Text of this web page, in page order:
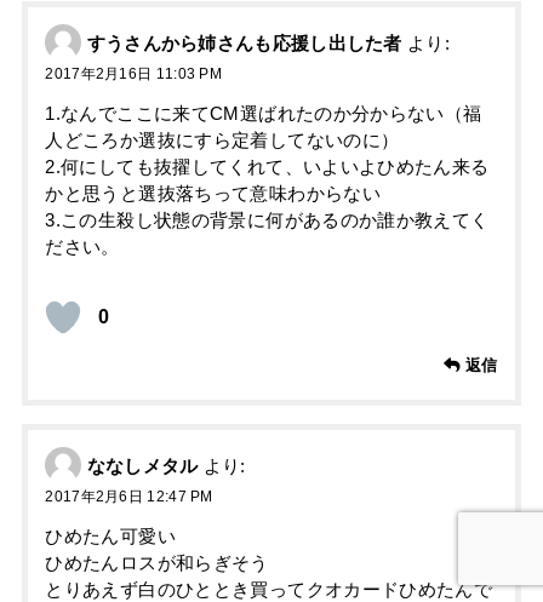
すうさんから姉さんも応援し出した者 より:
2017年2月16日 11:03 PM
1.なんでここに来てCM選ばれたのか分からない（福
人どころか選抜にすら定着してないのに）
2.何にしても抜擢してくれて、いよいよひめたん来る
かと思うと選抜落ちって意味わからない
3.この生殺し状態の背景に何があるのか誰か教えてく
ださい。
0
返信
ななしメタル より:
2017年2月6日 12:47 PM
ひめたん可愛い
ひめたんロスが和らぎそう
とりあえず白のひととき買ってクオカードひめたんで